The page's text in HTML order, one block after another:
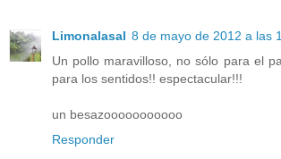
Limonalasal 8 de mayo de 2012 a las
Un pollo maravilloso, no sólo para el
para los sentidos!! espectacular!!!
un besazooooooooooo
Responder